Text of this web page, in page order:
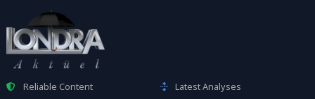
Reliable Content
Latest Analyses